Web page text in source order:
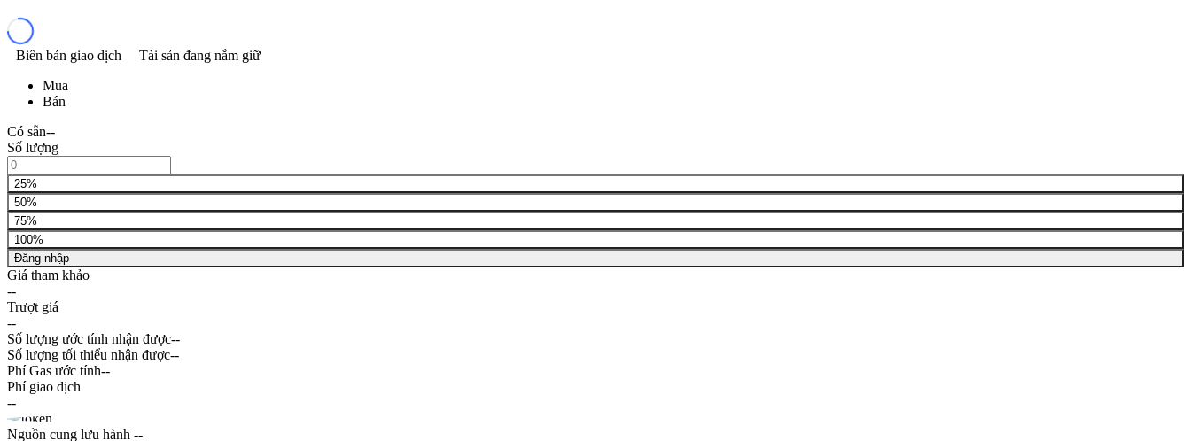
Biên bản giao dịch
Tài sản đang nắm giữ
Mua
Bán
Có sẵn--
Số lượng
25%
50%
75%
100%
Đăng nhập
Giá tham khảo
--
Trượt giá
--
Số lượng ước tính nhận được--
Số lượng tối thiểu nhận được--
Phí Gas ước tính--
Phí giao dịch
--
Nguồn cung lưu hành --